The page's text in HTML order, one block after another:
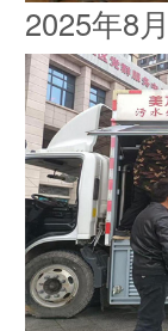
2025年8